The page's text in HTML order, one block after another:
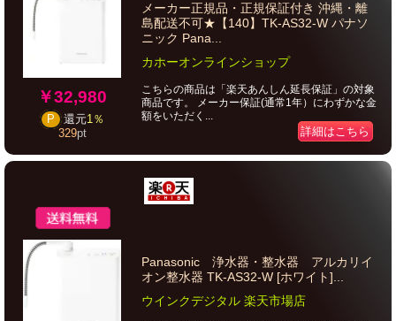
￥32,980
P 還元1％
329pt
メーカー正規品・正規保証付き 沖縄・離
島配送不可★【140】TK-AS32-W パナソ
ニック Pana...
カホーオンラインショップ
こちらの商品は「楽天あんしん延長保証」の対象
商品です。 メーカー保証(通常1年）にわずかな金
額をいただく...
詳細はこちら
Panasonic 浄水器・整水器 アルカリイ
オン整水器 TK-AS32-W [ホワイト]...
ウインクデジタル 楽天市場店